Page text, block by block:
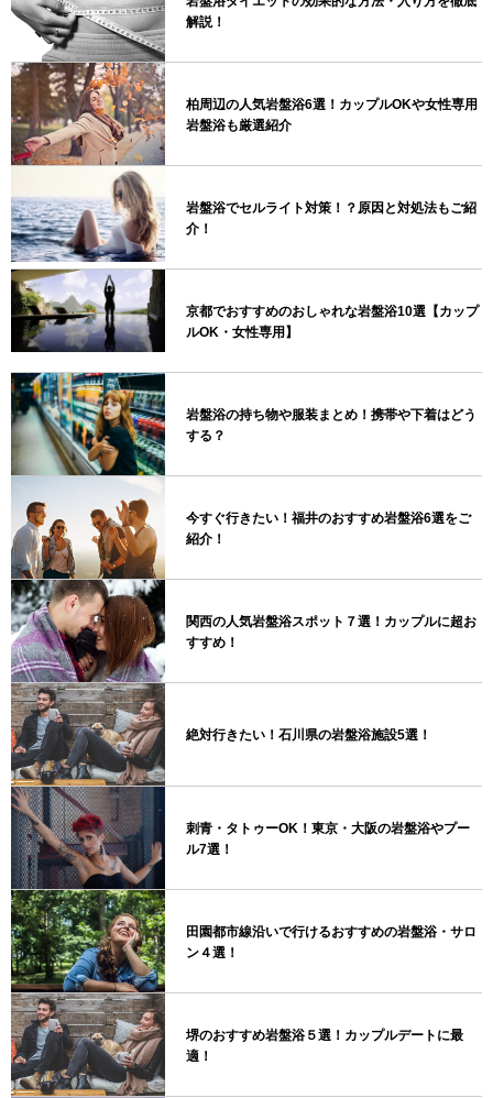
解説！
柏周辺の人気岩盤浴6選！カップルOKや女性専用
岩盤浴も厳選紹介
岩盤浴でセルライト対策！？原因と対処法もご紹
介！
京都でおすすめのおしゃれな岩盤浴10選【カップ
ルOK・女性専用】
岩盤浴の持ち物や服装まとめ！携帯や下着はどう
する？
今すぐ行きたい！福井のおすすめ岩盤浴6選をご
紹介！
関西の人気岩盤浴スポット７選！カップルに超お
すすめ！
絶対行きたい！石川県の岩盤浴施設5選！
刺青・タトゥーOK！東京・大阪の岩盤浴やプー
ル7選！
田園都市線沿いで行けるおすすめの岩盤浴・サロ
ン４選！
堺のおすすめ岩盤浴５選！カップルデートに最
適！